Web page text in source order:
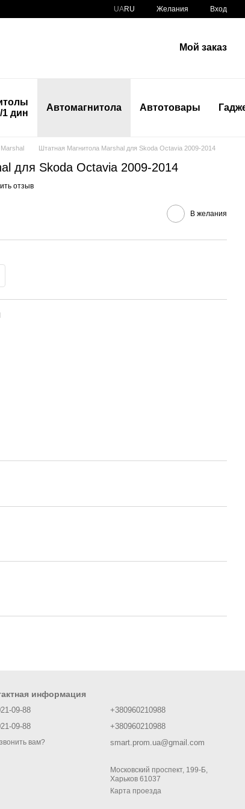
UARU Желания Вход
Мой заказ
1 дин
Автомагнитола Автотовары
Штатная Магнитола Marshal для Skoda Octavia 2009-2014
для Skoda Octavia 2009-2014
отзыв
В желания
информация
09-88
09-88
вам?
+380960210988
+380960210988
smart.prom.ua@gmail.com
Московский проспект, 199-Б,
Харьков 61037
Карта проезда